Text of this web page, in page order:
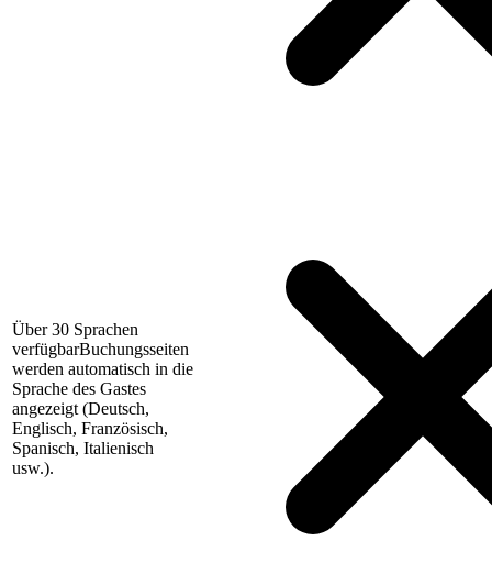
Über 30 Sprachen
verfügbarBuchungsseiten
werden automatisch in die
Sprache des Gastes
angezeigt (Deutsch,
Englisch, Französisch,
Spanisch, Italienisch
usw.).